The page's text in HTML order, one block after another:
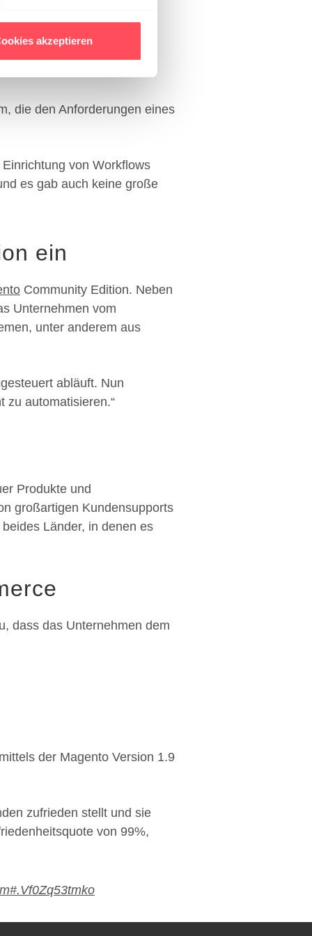
anbieten zu können
Verwendung unserer
akzeptieren
die den Anforderungen eines
von Workflows
es gab auch keine große
ein
Community Edition. Neben
Unternehmen vom
unter anderem aus
abläuft. Nun
zu automatisieren.“
Produkte und
großartigen Kundensupports
Länder, in denen es
dass das Unternehmen dem
der Magento Version 1.9
zufrieden stellt und sie
von 99%,